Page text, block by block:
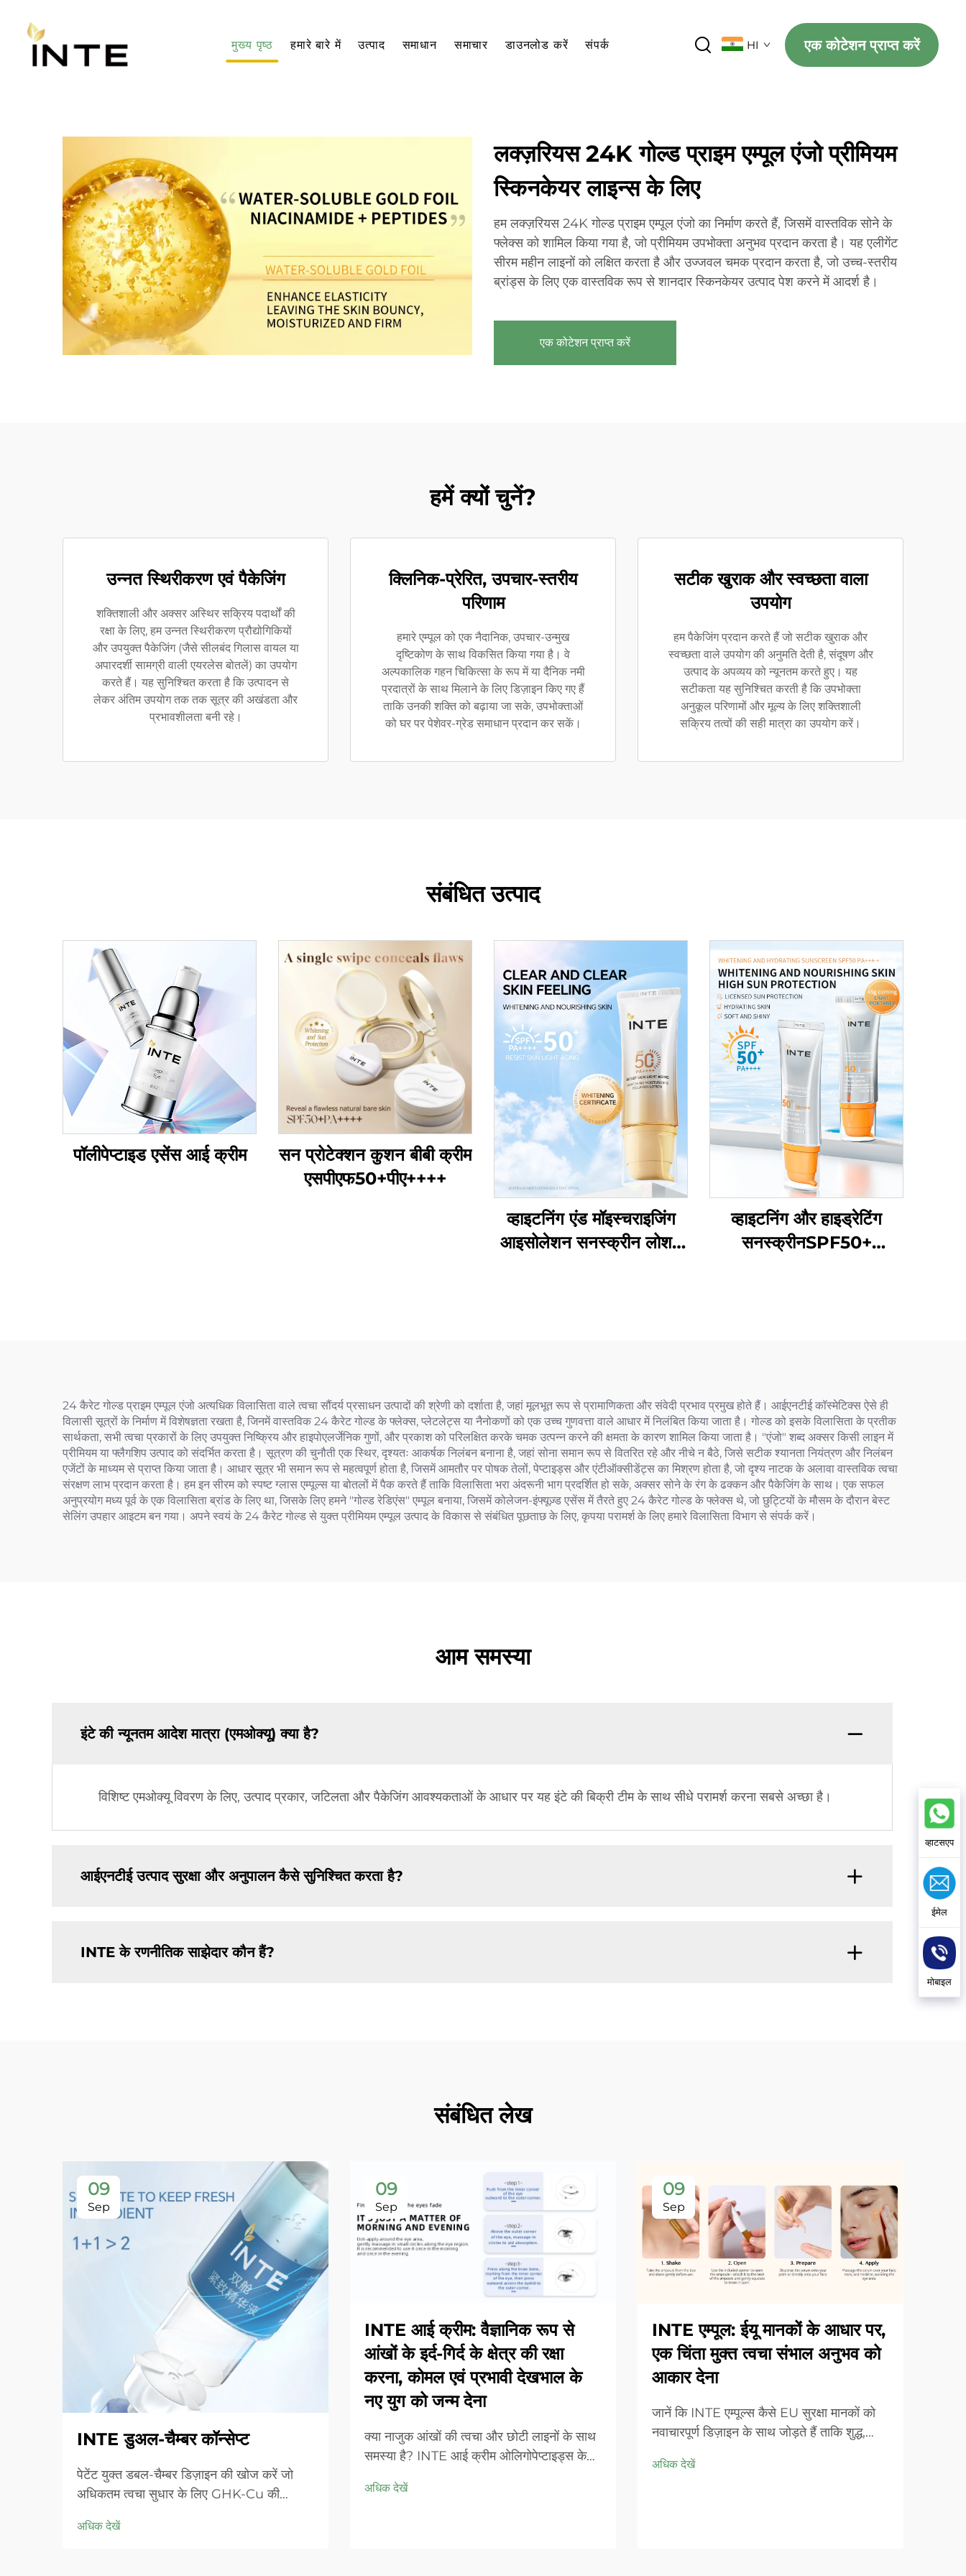
मुख्य पृष्ठ हमारे बारे में उत्पाद समाधान समाचार डाउनलोड करें संपर्क HI एक कोटेशन प्राप्त करें
लक्ज़रियस 24K गोल्ड प्राइम एम्पूल एंजो प्रीमियम
स्किनकेयर लाइन्स के लिए
हम लक्ज़रियस 24K गोल्ड प्राइम एम्पूल एंजो का निर्माण करते हैं, जिसमें वास्तविक सोने के
फ्लेक्स को शामिल किया गया है, जो प्रीमियम उपभोक्ता अनुभव प्रदान करता है। यह एलीगेंट
सीरम महीन लाइनों को लक्षित करता है और उज्जवल चमक प्रदान करता है, जो उच्च-स्तरीय
ब्रांड्स के लिए एक वास्तविक रूप से शानदार स्किनकेयर उत्पाद पेश करने में आदर्श है।
एक कोटेशन प्राप्त करें
हमें क्यों चुनें?
उन्नत स्थिरीकरण एवं पैकेजिंग
शक्तिशाली और अक्सर अस्थिर सक्रिय पदार्थों की
रक्षा के लिए, हम उन्नत स्थिरीकरण प्रौद्योगिकियों
और उपयुक्त पैकेजिंग (जैसे सीलबंद गिलास वायल या
अपारदर्शी सामग्री वाली एयरलेस बोतलें) का उपयोग
करते हैं। यह सुनिश्चित करता है कि उत्पादन से
लेकर अंतिम उपयोग तक तक सूत्र की अखंडता और
प्रभावशीलता बनी रहे।
क्लिनिक-प्रेरित, उपचार-स्तरीय
परिणाम
हमारे एम्पूल को एक नैदानिक, उपचार-उन्मुख
दृष्टिकोण के साथ विकसित किया गया है। वे
अल्पकालिक गहन चिकित्सा के रूप में या दैनिक नमी
प्रदात्रों के साथ मिलाने के लिए डिज़ाइन किए गए हैं
ताकि उनकी शक्ति को बढ़ाया जा सके, उपभोक्ताओं
को घर पर पेशेवर-ग्रेड समाधान प्रदान कर सकें।
सटीक खुराक और स्वच्छता वाला
उपयोग
हम पैकेजिंग प्रदान करते हैं जो सटीक खुराक और
स्वच्छता वाले उपयोग की अनुमति देती है, संदूषण और
उत्पाद के अपव्यय को न्यूनतम करते हुए। यह
सटीकता यह सुनिश्चित करती है कि उपभोक्ता
अनुकूल परिणामों और मूल्य के लिए शक्तिशाली
सक्रिय तत्वों की सही मात्रा का उपयोग करें।
संबंधित उत्पाद
पॉलीपेप्टाइड एसेंस आई क्रीम
सन प्रोटेक्शन कुशन बीबी क्रीम
एसपीएफ50+पीए++++
व्हाइटनिंग एंड मॉइस्चराइजिंग
आइसोलेशन सनस्क्रीन लोशन
व्हाइटनिंग और हाइड्रेटिंग
सनस्क्रीनSPF50+
24 कैरेट गोल्ड प्राइम एम्पूल एंजो अत्यधिक विलासिता वाले त्वचा सौंदर्य प्रसाधन उत्पादों की श्रेणी को दर्शाता है, जहां मूलभूत रूप से प्रामाणिकता और संवेदी प्रभाव प्रमुख होते हैं। आईएनटीई कॉस्मेटिक्स ऐसे ही
विलासी सूत्रों के निर्माण में विशेषज्ञता रखता है, जिनमें वास्तविक 24 कैरेट गोल्ड के फ्लेक्स, प्लेटलेट्स या नैनोकणों को एक उच्च गुणवत्ता वाले आधार में निलंबित किया जाता है। गोल्ड को इसके विलासिता के प्रतीक
सार्थकता, सभी त्वचा प्रकारों के लिए उपयुक्त निष्क्रिय और हाइपोएलर्जेनिक गुणों, और प्रकाश को परिलक्षित करके चमक उत्पन्न करने की क्षमता के कारण शामिल किया जाता है। "एंजो" शब्द अक्सर किसी लाइन में
प्रीमियम या फ्लैगशिप उत्पाद को संदर्भित करता है। सूत्रण की चुनौती एक स्थिर, दृश्यतः आकर्षक निलंबन बनाना है, जहां सोना समान रूप से वितरित रहे और नीचे न बैठे, जिसे सटीक श्यानता नियंत्रण और निलंबन
एजेंटों के माध्यम से प्राप्त किया जाता है। आधार सूत्र भी समान रूप से महत्वपूर्ण होता है, जिसमें आमतौर पर पोषक तेलों, पेप्टाइड्स और एंटीऑक्सीडेंट्स का मिश्रण होता है, जो दृश्य नाटक के अलावा वास्तविक त्वचा
संरक्षण लाभ प्रदान करता है। हम इन सीरम को स्पष्ट ग्लास एम्पूल्स या बोतलों में पैक करते हैं ताकि विलासिता भरा अंदरूनी भाग प्रदर्शित हो सके, अक्सर सोने के रंग के ढक्कन और पैकेजिंग के साथ। एक सफल
अनुप्रयोग मध्य पूर्व के एक विलासिता ब्रांड के लिए था, जिसके लिए हमने "गोल्ड रेडिएंस" एम्पूल बनाया, जिसमें कोलेजन-इंफ्यूज़्ड एसेंस में तैरते हुए 24 कैरेट गोल्ड के फ्लेक्स थे, जो छुट्टियों के मौसम के दौरान बेस्ट
सेलिंग उपहार आइटम बन गया। अपने स्वयं के 24 कैरेट गोल्ड से युक्त प्रीमियम एम्पूल उत्पाद के विकास से संबंधित पूछताछ के लिए, कृपया परामर्श के लिए हमारे विलासिता विभाग से संपर्क करें।
आम समस्या
इंटे की न्यूनतम आदेश मात्रा (एमओक्यू) क्या है?
विशिष्ट एमओक्यू विवरण के लिए, उत्पाद प्रकार, जटिलता और पैकेजिंग आवश्यकताओं के आधार पर यह इंटे की बिक्री टीम के साथ सीधे परामर्श करना सबसे अच्छा है।
आईएनटीई उत्पाद सुरक्षा और अनुपालन कैसे सुनिश्चित करता है?
INTE के रणनीतिक साझेदार कौन हैं?
संबंधित लेख
09
Sep
INTE डुअल-चैम्बर कॉन्सेप्ट
पेटेंट युक्त डबल-चैम्बर डिज़ाइन की खोज करें जो
अधिकतम त्वचा सुधार के लिए GHK-Cu की
प्रदान करता है, संवेदनशील त्वचा में लालिमा को शांत
अधिक देखें
09
Sep
INTE आई क्रीम: वैज्ञानिक रूप से
आंखों के इर्द-गिर्द के क्षेत्र की रक्षा
करना, कोमल एवं प्रभावी देखभाल के
नए युग को जन्म देना
क्या नाजुक आंखों की त्वचा और छोटी लाइनों के साथ
समस्या है? INTE आई क्रीम ओलिगोपेप्टाइड्स के
करता है जो ठीक करने और कसने में मदद करता है।
अधिक देखें
09
Sep
INTE एम्पूल: ईयू मानकों के आधार पर,
एक चिंता मुक्त त्वचा संभाल अनुभव को
आकार देना
जानें कि INTE एम्पूल्स कैसे EU सुरक्षा मानकों को
नवाचारपूर्ण डिज़ाइन के साथ जोड़ते हैं ताकि शुद्ध,
सुनिश्चित की जा सके। टूटने और संदूषण के खतरों से
अधिक देखें
व्हाटसएप
ईमेल
मोबाइल